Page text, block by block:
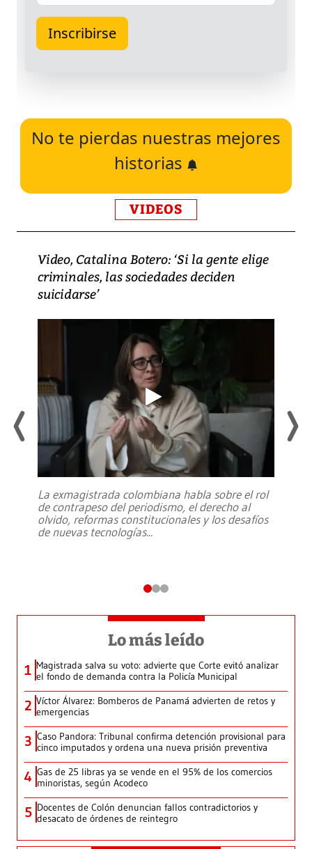
No te pierdas nuestras mejores
historias
VIDEOS
Video, Catalina Botero: ‘Si la gente elige
criminales, las sociedades deciden
suicidarse’
La exmagistrada colombiana habla sobre el rol
de contrapeso del periodismo, el derecho al
olvido, reformas constitucionales y los desafíos
de nuevas tecnologías...
Lo más leído
1 Magistrada salva su voto: advierte que Corte evitó analizar
el fondo de demanda contra la Policía Municipal
2 Víctor Álvarez: Bomberos de Panamá advierten de retos y
emergencias
3 Caso Pandora: Tribunal confirma detención provisional para
cinco imputados y ordena una nueva prisión preventiva
4 Gas de 25 libras ya se vende en el 95% de los comercios
minoristas, según Acodeco
5 Docentes de Colón denuncian fallos contradictorios y
desacato de órdenes de reintegro